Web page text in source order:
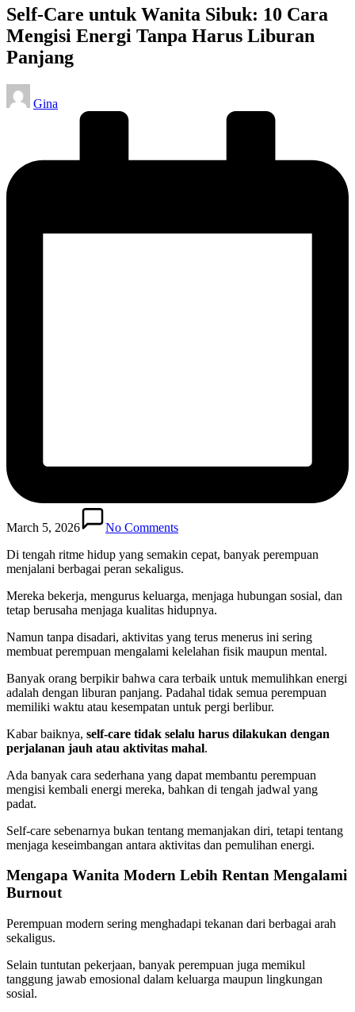
Self-Care untuk Wanita Sibuk: 10 Cara
Mengisi Energi Tanpa Harus Liburan
Panjang
Posted
by
Gina
March 5, 2026
No Comments
Di tengah ritme hidup yang semakin cepat, banyak perempuan
menjalani berbagai peran sekaligus.
Mereka bekerja, mengurus keluarga, menjaga hubungan sosial, dan
tetap berusaha menjaga kualitas hidupnya.
Namun tanpa disadari, aktivitas yang terus menerus ini sering
membuat perempuan mengalami kelelahan fisik maupun mental.
Banyak orang berpikir bahwa cara terbaik untuk memulihkan energi
adalah dengan liburan panjang. Padahal tidak semua perempuan
memiliki waktu atau kesempatan untuk pergi berlibur.
Kabar baiknya, self-care tidak selalu harus dilakukan dengan
perjalanan jauh atau aktivitas mahal.
Ada banyak cara sederhana yang dapat membantu perempuan
mengisi kembali energi mereka, bahkan di tengah jadwal yang
padat.
Self-care sebenarnya bukan tentang memanjakan diri, tetapi tentang
menjaga keseimbangan antara aktivitas dan pemulihan energi.
Mengapa Wanita Modern Lebih Rentan Mengalami
Burnout
Perempuan modern sering menghadapi tekanan dari berbagai arah
sekaligus.
Selain tuntutan pekerjaan, banyak perempuan juga memikul
tanggung jawab emosional dalam keluarga maupun lingkungan
sosial.